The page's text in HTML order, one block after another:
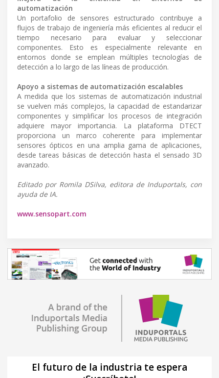
automatización
Un portafolio de sensores estructurado contribuye a
flujos de trabajo de ingeniería más eficientes al reducir el
tiempo necesario para evaluar y seleccionar
componentes. Esto es especialmente relevante en
entornos donde se emplean múltiples tecnologías de
detección a lo largo de las líneas de producción.
Apoyo a sistemas de automatización escalables
A medida que los sistemas de automatización industrial
se vuelven más complejos, la capacidad de estandarizar
componentes y simplificar los procesos de integración
adquiere mayor importancia. La plataforma DTECT
proporciona un marco coherente para implementar
sensores ópticos en una amplia gama de aplicaciones,
desde tareas básicas de detección hasta el sensado 3D
avanzado.
Editado por Romila DSilva, editora de Induportals, con
ayuda de IA.
www.sensopart.com
El futuro de la industria te espera